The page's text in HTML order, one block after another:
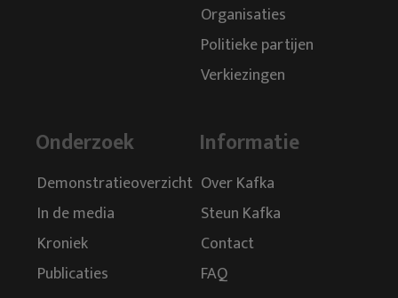
Organisaties
Politieke partijen
Verkiezingen
Onderzoek
Demonstratieoverzicht
In de media
Kroniek
Publicaties
Informatie
Over Kafka
Steun Kafka
Contact
FAQ